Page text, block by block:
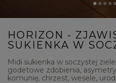
HORIZON -
SUKIENKA W
Midi sukienka w soczystej
godetowe zdobienia,
komunię, chrzest, wesele,